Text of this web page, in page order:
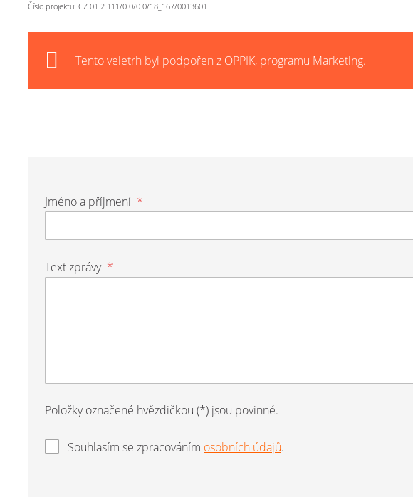
Číslo projektu: CZ.01.2.111/0.0/0.0/18_167/0013601
Tento veletrh byl podpořen z OPPIK, programu Marketing.
Jméno a příjmení *
Text zprávy *
Položky označené hvězdičkou (*) jsou povinné.
Souhlasím se zpracováním osobních údajů.